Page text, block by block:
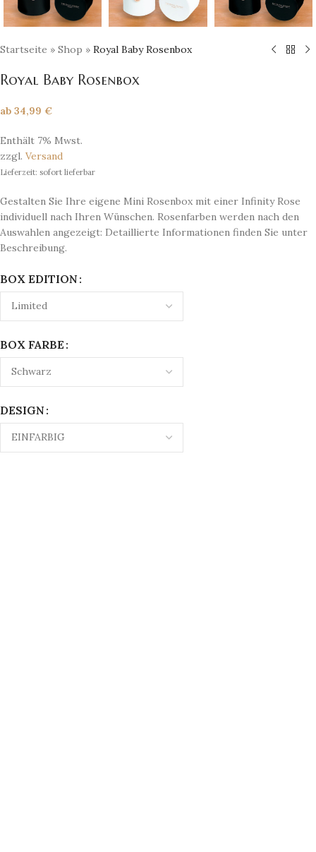
Startseite » Shop » Royal Baby Rosenbox
Royal Baby Rosenbox
ab 34,99 €
Enthält 7% Mwst.
zzgl. Versand
Lieferzeit: sofort lieferbar
Gestalten Sie Ihre eigene Mini Rosenbox mit einer Infinity Rose
individuell nach Ihren Wünschen. Rosenfarben werden nach den
Auswahlen angezeigt: Detaillierte Informationen finden Sie unter
Beschreibung.
BOX EDITION
BOX FARBE
DESIGN